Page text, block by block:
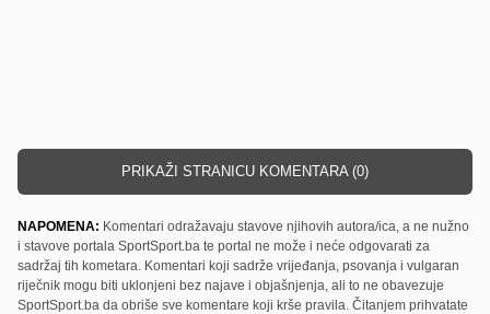
PRIKAŽI STRANICU KOMENTARA (0)
NAPOMENA: Komentari odražavaju stavove njihovih autora/ica, a ne nužno
i stavove portala SportSport.ba te portal ne može i neće odgovarati za
sadržaj tih kometara. Komentari koji sadrže vrijeđanja, psovanja i vulgaran
riječnik mogu biti uklonjeni bez najave i objašnjenja, ali to ne obavezuje
SportSport.ba da obriše sve komentare koji krše pravila. Čitanjem prihvatate